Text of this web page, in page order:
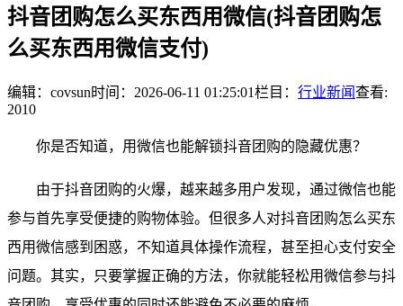
抖音团购怎么买东西用微信(抖音团购怎
么买东西用微信支付)
编辑：covsun时间：2026-06-11 01:25:01栏目： 行业新闻查看:
2010
你是否知道，用微信也能解锁抖音团购的隐藏优惠？
由于抖音团购的火爆，越来越多用户发现，通过微信也能
参与首先享受便捷的购物体验。但很多人对抖音团购怎么买东
西用微信感到困惑，不知道具体操作流程，甚至担心支付安全
问题。其实，只要掌握正确的方法，你就能轻松用微信参与抖